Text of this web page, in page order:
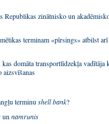
Republikas zinātnisko un
terminam «pīrsings» atbilst
domāta transportlīdzekļa vadītāja
aizsvīšanas
terminu shell bank?
un namrunis